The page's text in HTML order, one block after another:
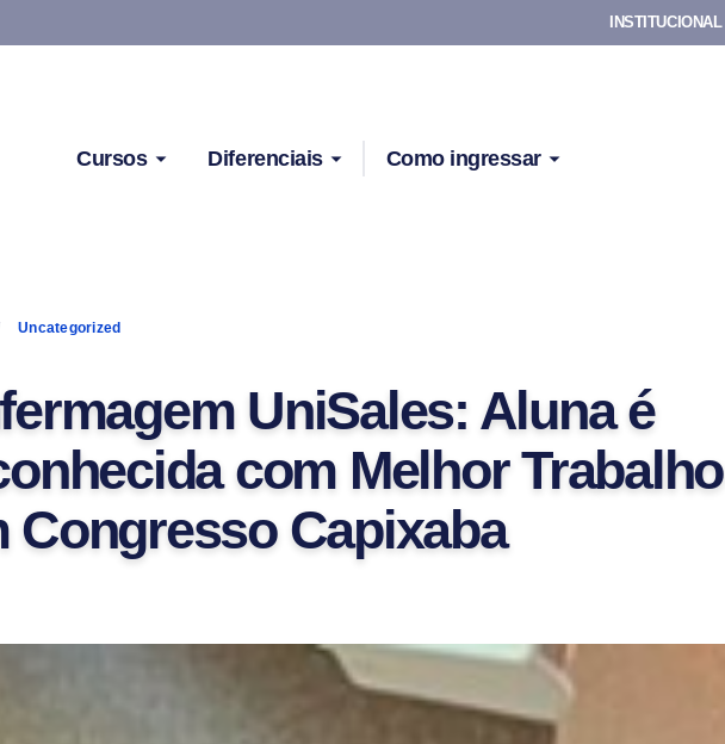
INSTITUCIONAL
Cursos Diferenciais Como ingressar
Uncategorized
UniSales: Aluna é
com Melhor Trabalho
Congresso Capixaba